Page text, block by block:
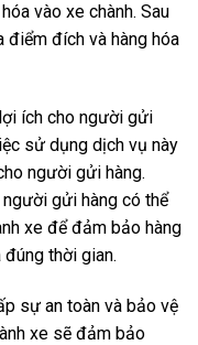
vào xe chành. Sau
điểm đích và hàng hóa
ích cho người gửi
sử dụng dịch vụ này
người gửi hàng.
gửi hàng có thể
xe để đảm bảo hàng
thời gian.
sự an toàn và bảo vệ
xe sẽ đảm bảo